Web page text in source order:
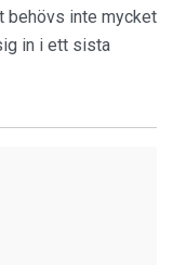
behövs inte mycket
in i ett sista